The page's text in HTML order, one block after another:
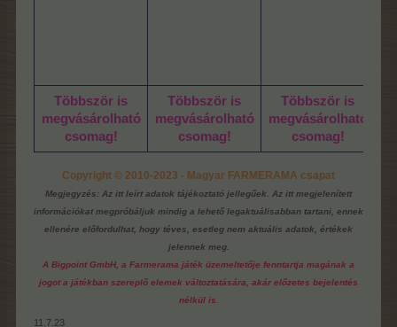
Többször is
megvásárolható
csomag!
Többször is
megvásárolható
csomag!
Többször is
megvásárolható
csomag!
Copyright © 2010-2023 - Magyar FARMERAMA csapat
Megjegyzés: Az itt leírt adatok tájékoztató jellegűek. Az itt megjelenített
információkat megpróbáljuk mindig a lehető legaktuálisabban tartani, ennek
ellenére előfordulhat, hogy téves, esetleg nem aktuális adatok, értékek
jelennek meg.
A Bigpoint GmbH, a Farmerama játék üzemeltetője fenntartja magának a
jogot a játékban szereplő elemek változtatására, akár előzetes bejelentés
nélkül is.
11.7.23